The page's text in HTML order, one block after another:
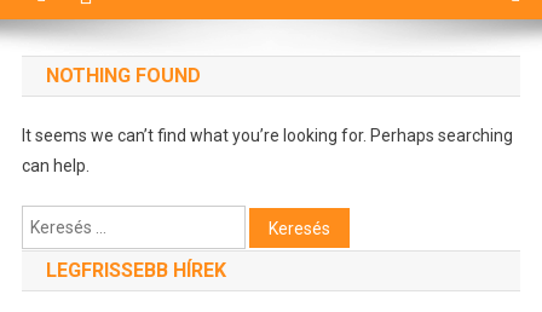
NOTHING FOUND
It seems we can’t find what you’re looking for. Perhaps searching
can help.
Keresés:
LEGFRISSEBB HÍREK